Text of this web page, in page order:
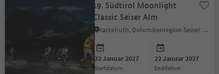
19. Südtirol Moonlight
Classic Seiser Alm
Kastelruth, Dolomitenregion Seiser Alm
22 Januar 2027
Startdatum
22 Januar 2027
Enddatum